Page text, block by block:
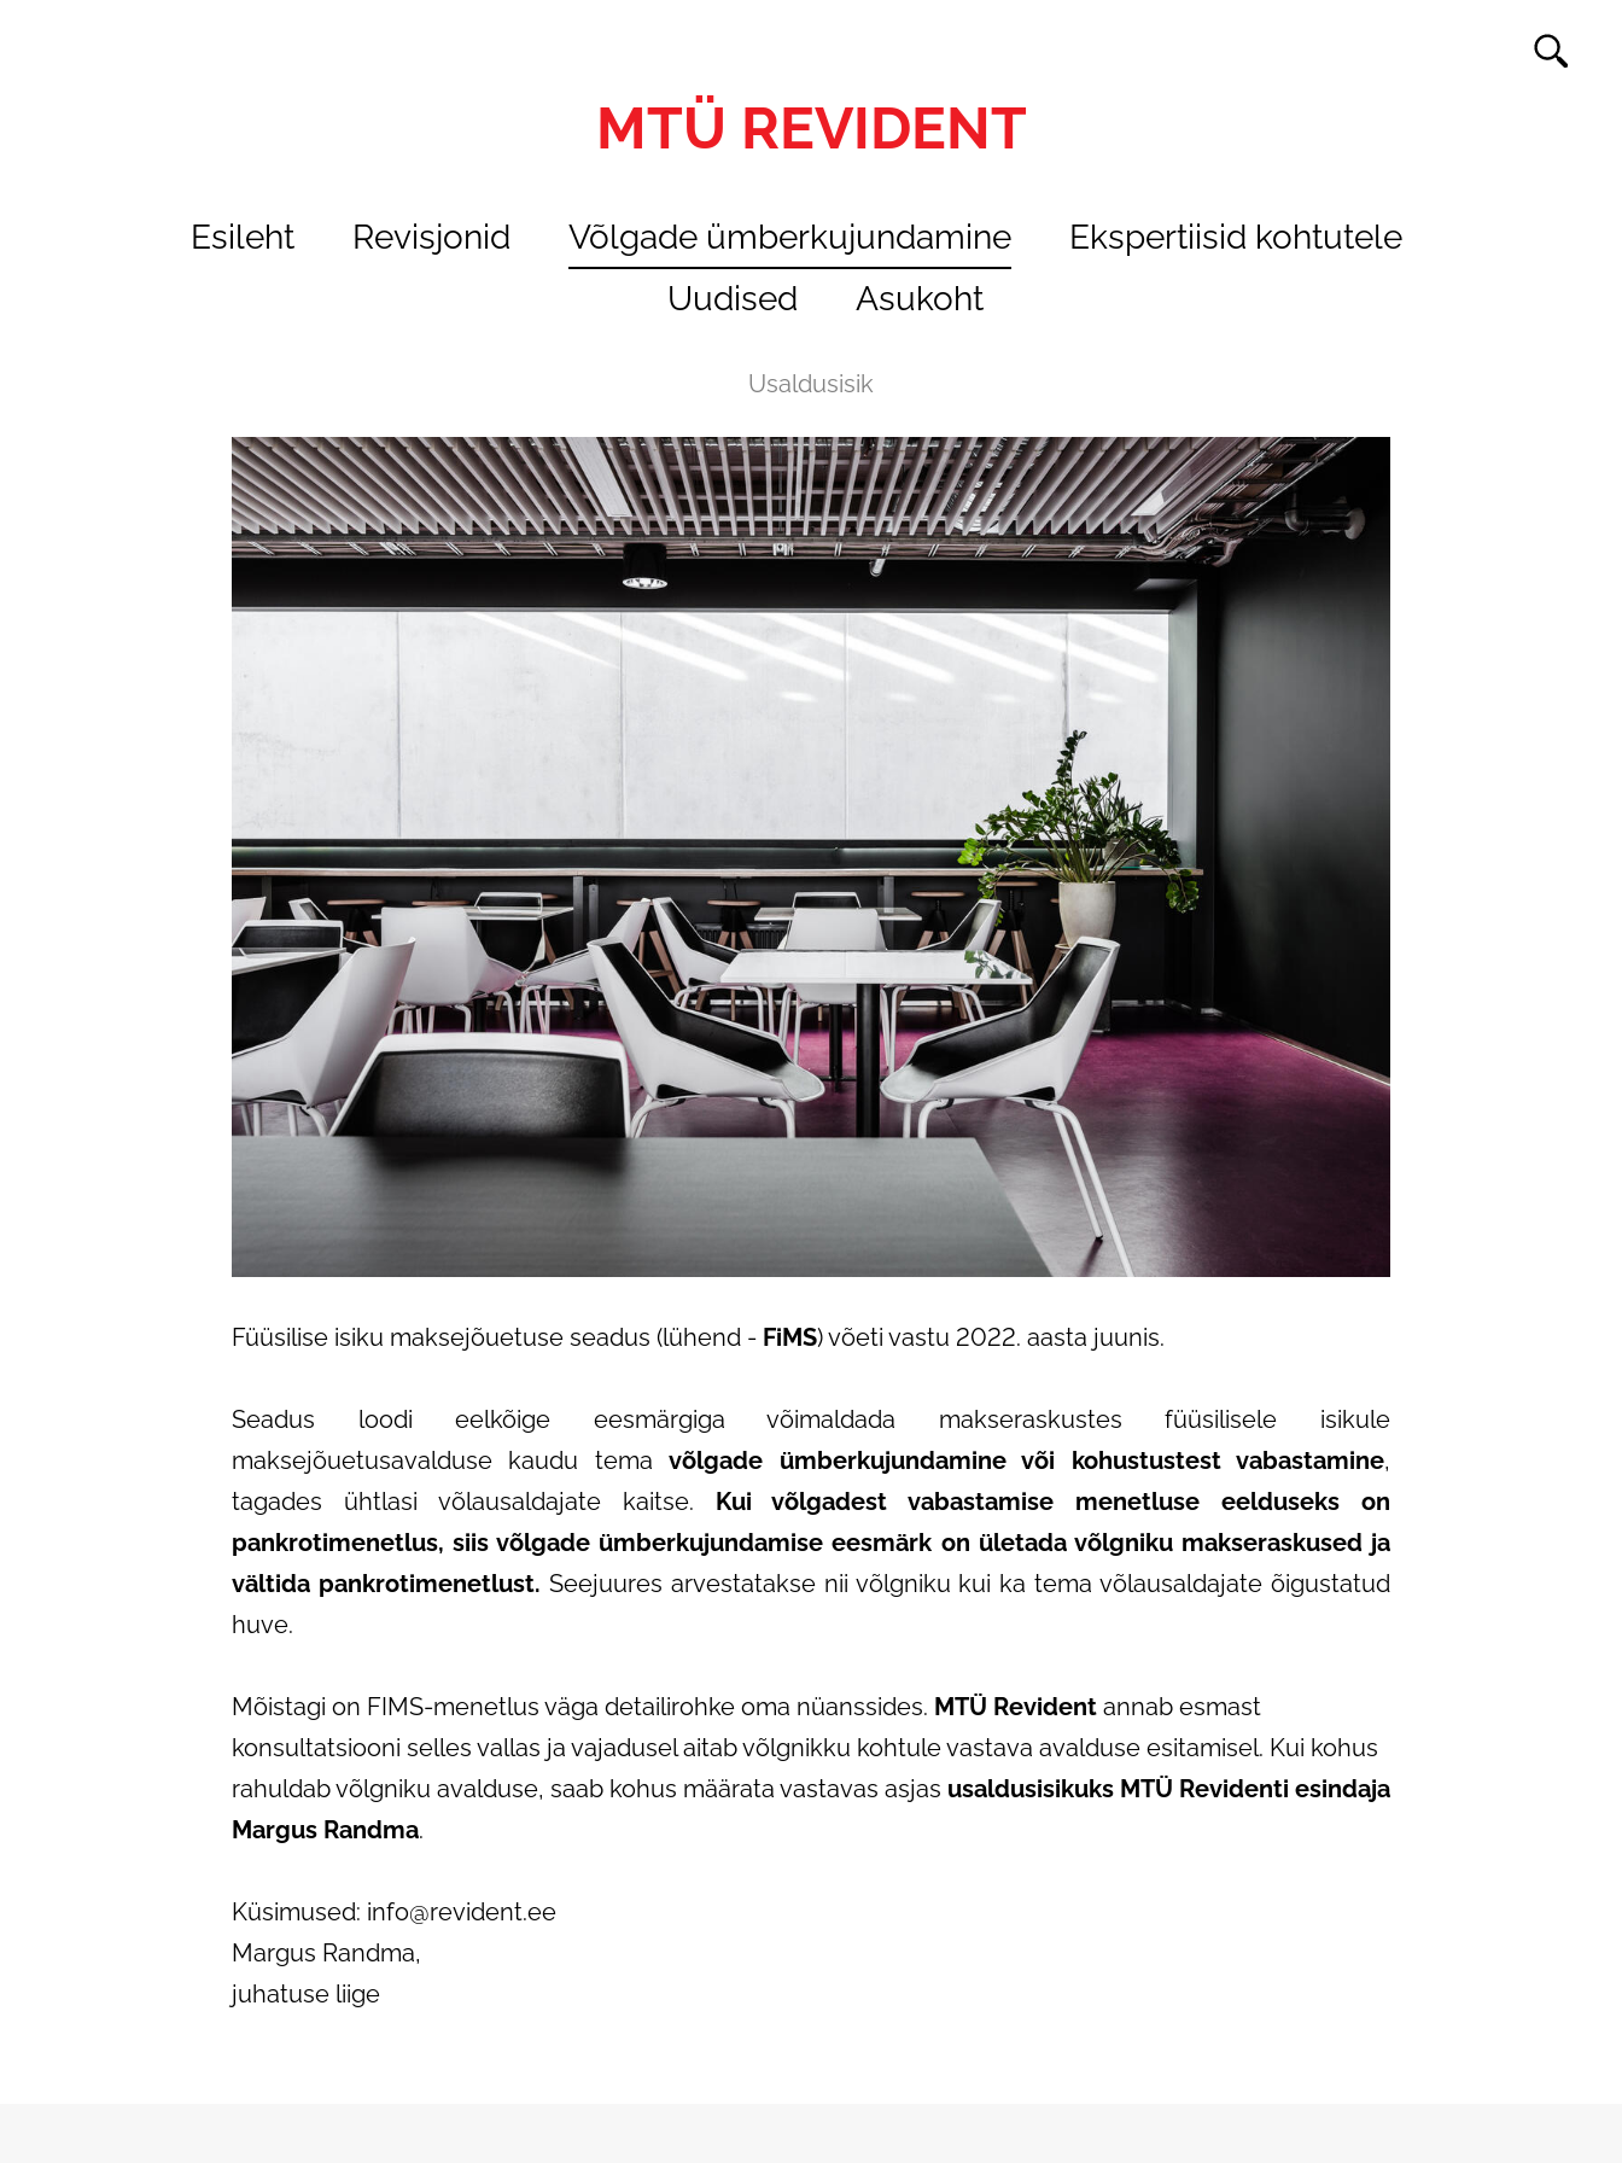
MTÜ REVIDENT
Esileht Revisjonid Võlgade ümberkujundamine
Ekspertiisid kohtutele
Uudised
Asukoht
Usaldusisik
Füüsilise isiku maksejõuetuse seadus (lühend - FiMS) võeti vastu 2022. aasta juunis.
Seadus loodi eelkõige eesmärgiga võimaldada makseraskustes füüsilisele isikule
maksejõuetusavalduse kaudu temavõlgade ümberkujundamine või kohustustest vabastamine,
tagades ühtlasi võlausaldajate kaitse. Kui võlgadest vabastamise menetluse eelduseks on
pankrotimenetlus, siis võlgade ümberkujundamise eesmärk on ületada võlgniku makseraskused ja
vältida pankrotimenetlust. Seejuures arvestatakse nii võlgniku kui ka tema võlausaldajate õigustatud
huve.
Mõistagi on FIMS-menetlus väga detailirohke oma nüanssides. MTÜ Revident annab esmast
konsultatsiooni selles vallas ja vajadusel aitab võlgnikku kohtule vastava avalduse esitamisel. Kui kohus
rahuldab võlgniku avalduse, saab kohus määrata vastavas asjas usaldusisikuks MTÜ Revidenti esindaja
Margus Randma.
Küsimused: info@revident.ee
Margus Randma,
juhatuse liige